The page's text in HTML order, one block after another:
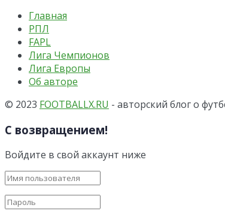
Главная
РПЛ
FAPL
Лига Чемпионов
Лига Европы
Об авторе
© 2023 FOOTBALLX.RU - авторский блог о
С возвращением!
Войдите в свой аккаунт ниже